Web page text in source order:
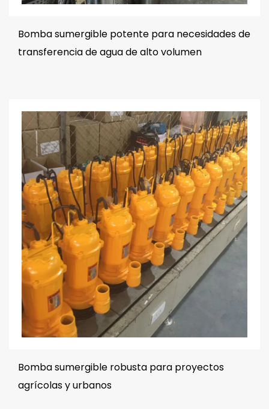
Bomba sumergible potente para necesidades de
transferencia de agua de alto volumen
Bomba sumergible robusta para proyectos
agrícolas y urbanos